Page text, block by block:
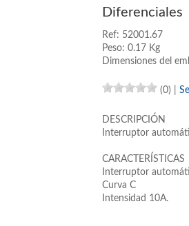
Diferenciales
Ref: 52001.67
Peso: 0.17 Kg
Dimensiones del
(0)
DESCRIPCIÓN
Interruptor
CARACTERÍSTICAS
Interruptor
Curva C
Intensidad 10A.